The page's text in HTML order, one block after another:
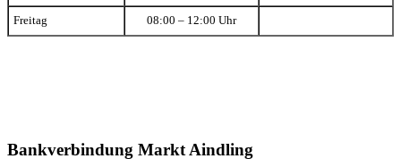
Freitag 08:00 – 12:00 Uhr
Bankverbindung Markt Aindling